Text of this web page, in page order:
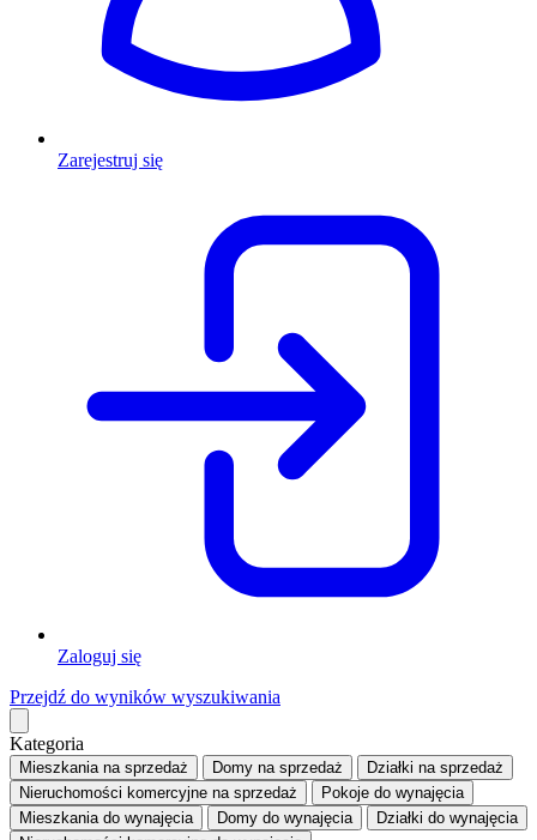
Zarejestruj się
Zaloguj się
Przejdź do wyników wyszukiwania
Kategoria
Mieszkaniana sprzedaż Domy na sprzedaż Działki na sprzedaż
Nieruchomości komercyjne na sprzedaż Pokoje do wynajęcia
Mieszkaniado wynajęcia Domy do wynajęcia Działki do wynajęcia